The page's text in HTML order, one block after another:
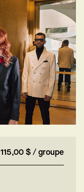
115,00 $ / groupe